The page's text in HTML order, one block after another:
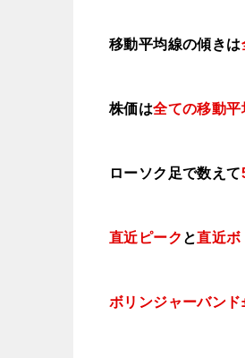
移動平均線の傾きは
株価は全ての移動平
ローソク足で数えて
直近ピーク と直近ボ
ボリンジャーバン